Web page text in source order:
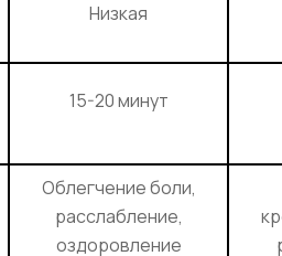
Низкая
15-20 минут
Облегчение боли,
расслабление,
оздоровление